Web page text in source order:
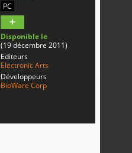
PC
Disponible le
(19 décembre 2011)
Editeurs
Electronic Arts
Développeurs
BioWare Corp